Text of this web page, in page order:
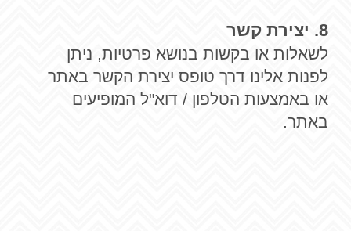
8. יצירת קשר
לשאלות או בקשות בנושא פרטיות, ניתן
לפנות אלינו דרך טופס יצירת הקשר באתר
או באמצעות הטלפון / דוא"ל המופיעים
באתר.